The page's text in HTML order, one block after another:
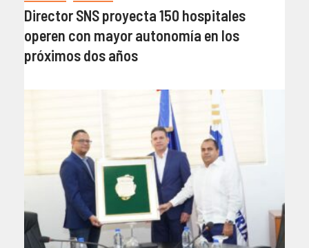
Director SNS proyecta 150 hospitales
operen con mayor autonomía en los
próximos dos años